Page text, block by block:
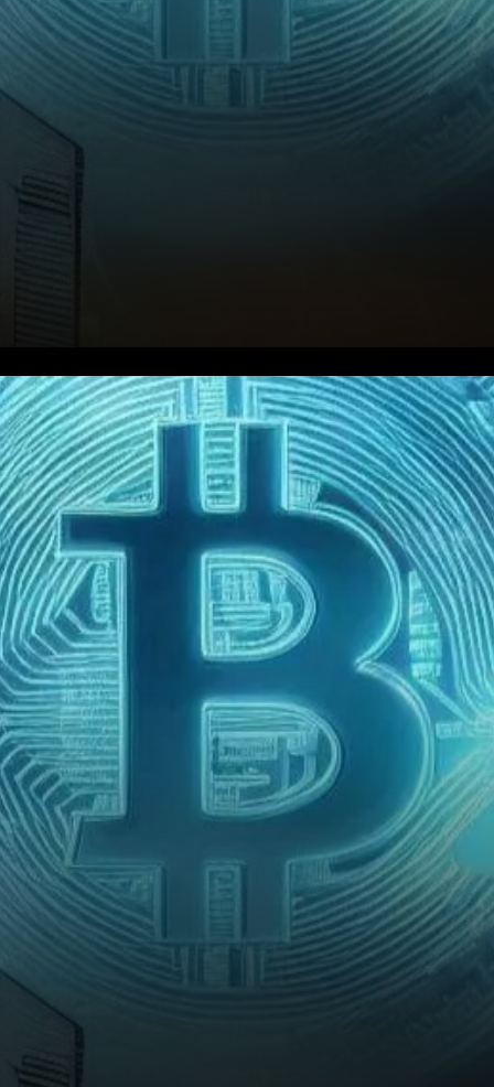
La trajectoire récente du prix
du Bitcoin a suscité des
débats parmi les analystes,
certains avertissant d’une
correction potentielle de…